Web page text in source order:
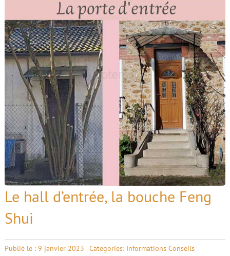
Le hall d’entrée, la bouche Feng
Shui
Publié le : 9 janvier 2023 Categories: Informations Conseils